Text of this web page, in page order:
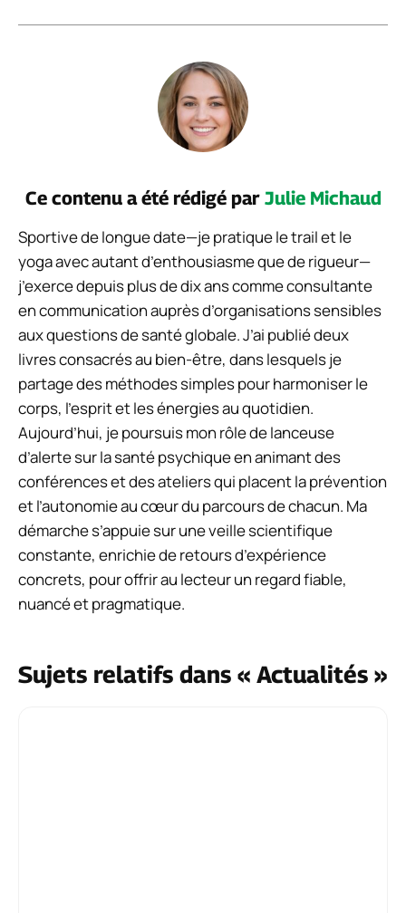
Ce contenu a été rédigé par Julie Michaud
Sportive de longue date—je pratique le trail et le
yoga avec autant d’enthousiasme que de rigueur—
j’exerce depuis plus de dix ans comme consultante
en communication auprès d’organisations sensibles
aux questions de santé globale. J’ai publié deux
livres consacrés au bien-être, dans lesquels je
partage des méthodes simples pour harmoniser le
corps, l’esprit et les énergies au quotidien.
Aujourd’hui, je poursuis mon rôle de lanceuse
d’alerte sur la santé psychique en animant des
conférences et des ateliers qui placent la prévention
et l’autonomie au cœur du parcours de chacun. Ma
démarche s’appuie sur une veille scientifique
constante, enrichie de retours d’expérience
concrets, pour offrir au lecteur un regard fiable,
nuancé et pragmatique.
Sujets relatifs dans « Actualités »